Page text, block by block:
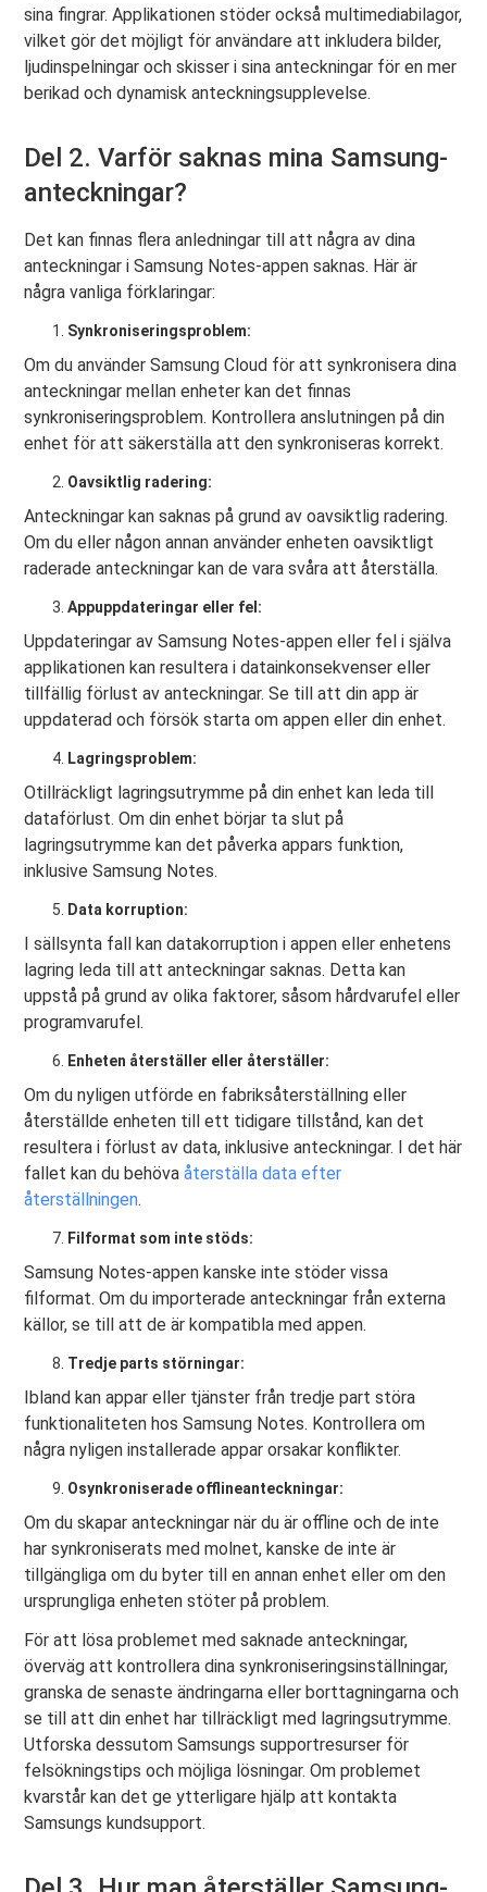
sina fingrar. Applikationen stöder också multimediabilagor,
vilket gör det möjligt för användare att inkludera bilder,
ljudinspelningar och skisser i sina anteckningar för en mer
berikad och dynamisk anteckningsupplevelse.
Del 2. Varför saknas mina Samsung-
anteckningar?
Det kan finnas flera anledningar till att några av dina
anteckningar i Samsung Notes-appen saknas. Här är
några vanliga förklaringar:
Synkroniseringsproblem:
Om du använder Samsung Cloud för att synkronisera dina
anteckningar mellan enheter kan det finnas
synkroniseringsproblem. Kontrollera anslutningen på din
enhet för att säkerställa att den synkroniseras korrekt.
Oavsiktlig radering:
Anteckningar kan saknas på grund av oavsiktlig radering.
Om du eller någon annan använder enheten oavsiktligt
raderade anteckningar kan de vara svåra att återställa.
Appuppdateringar eller fel:
Uppdateringar av Samsung Notes-appen eller fel i själva
applikationen kan resultera i datainkonsekvenser eller
tillfällig förlust av anteckningar. Se till att din app är
uppdaterad och försök starta om appen eller din enhet.
Lagringsproblem:
Otillräckligt lagringsutrymme på din enhet kan leda till
dataförlust. Om din enhet börjar ta slut på
lagringsutrymme kan det påverka appars funktion,
inklusive Samsung Notes.
Data korruption:
I sällsynta fall kan datakorruption i appen eller enhetens
lagring leda till att anteckningar saknas. Detta kan
uppstå på grund av olika faktorer, såsom hårdvarufel eller
programvarufel.
Enheten återställer eller återställer:
Om du nyligen utförde en fabriksåterställning eller
återställde enheten till ett tidigare tillstånd, kan det
resultera i förlust av data, inklusive anteckningar. I det här
fallet kan du behövaåterställa data efter
återställningen.
Filformat som inte stöds:
Samsung Notes-appen kanske inte stöder vissa
filformat. Om du importerade anteckningar från externa
källor, se till att de är kompatibla med appen.
Tredje parts störningar:
Ibland kan appar eller tjänster från tredje part störa
funktionaliteten hos Samsung Notes. Kontrollera om
några nyligen installerade appar orsakar konflikter.
Osynkroniserade offlineanteckningar:
Om du skapar anteckningar när du är offline och de inte
har synkroniserats med molnet, kanske de inte är
tillgängliga om du byter till en annan enhet eller om den
ursprungliga enheten stöter på problem.
För att lösa problemet med saknade anteckningar,
överväg att kontrollera dina synkroniseringsinställningar,
granska de senaste ändringarna eller borttagningarna och
se till att din enhet har tillräckligt med lagringsutrymme.
Utforska dessutom Samsungs supportresurser för
felsökningstips och möjliga lösningar. Om problemet
kvarstår kan det ge ytterligare hjälp att kontakta
Samsungs kundsupport.